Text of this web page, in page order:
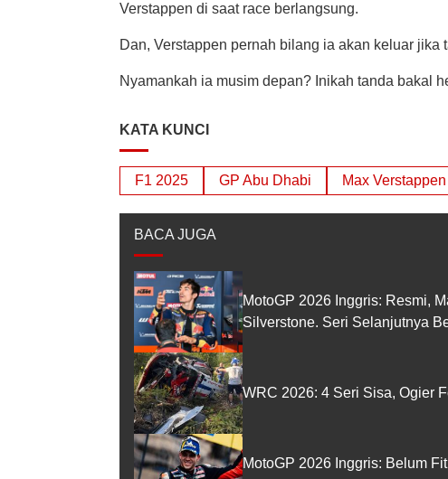
Verstappen di saat race berlangsung.
Dan, Verstappen pernah bilang ia akan keluar jika
Nyamankah ia musim depan? Inikah tanda bakal
KATA KUNCI
F1 2025 GP Abu Dhabi Max Verstappen
BACA JUGA
MotoGP 2026 Inggris: Resmi,
Silverstone. Seri Selanjutnya
WRC 2026: 4 Seri Sisa, Ogier
MotoGP 2026 Inggris: Belum